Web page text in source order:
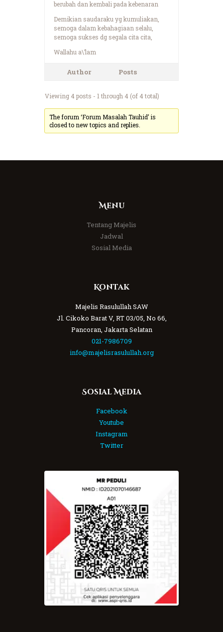
berubah dan kembali pada kebenaran
Demikian saudaraku yg kumuliakan,
semoga dalam kebahagiaan selalu,
semoga sukses dg segala cita cita,
Wallahu a\’lam
Author Posts
Viewing 4 posts - 1 through 4 (of 4 total)
The forum ‘Forum Masalah Tauhid’ is
closed to new topics and replies.
Menu
Tentang Majelis
Jadwal
Sosial Media
Kontak
Majelis Rasulullah SAW
Jl. Cikoko Barat V, RT 03/05, No 66,
Pancoran, Jakarta Selatan
021-7986709
info@majelisrasulullah.org
Sosial Media
Facebook
Youtube
Instagram
Twitter